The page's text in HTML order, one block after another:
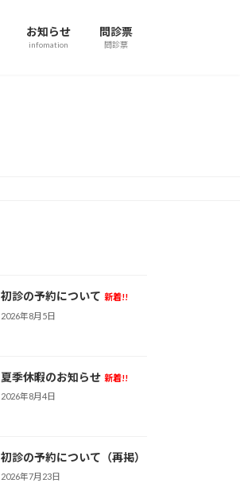
お知らせ
infomation
問診票
問診票
初診の予約について 新着!!
2026年8月5日
夏季休暇のお知らせ 新着!!
2026年8月4日
初診の予約について（再掲）
2026年7月23日